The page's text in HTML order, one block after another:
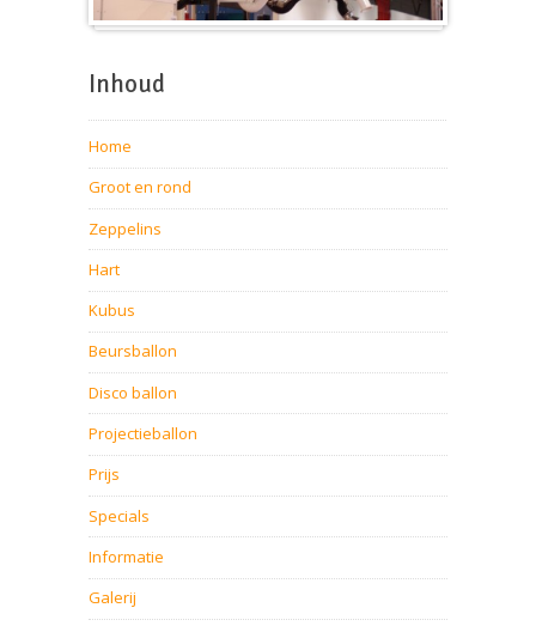
Inhoud
Home
Groot en rond
Zeppelins
Hart
Kubus
Beursballon
Disco ballon
Projectieballon
Prijs
Specials
Informatie
Galerij